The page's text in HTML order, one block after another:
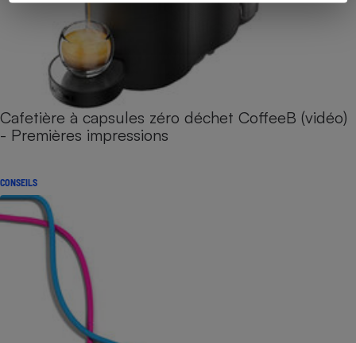
Cafetière à capsules zéro déchet CoffeeB (vidéo)
- Premières impressions
CONSEILS